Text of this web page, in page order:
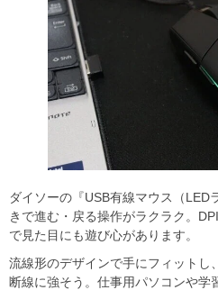
ダイソーの『USB有線マウス（LED
きで進む・戻る操作がラクラク。
で見た目にも遊び心があります。
流線形のデザインで手にフィットし
断線に強そう。仕事用パソコンや学